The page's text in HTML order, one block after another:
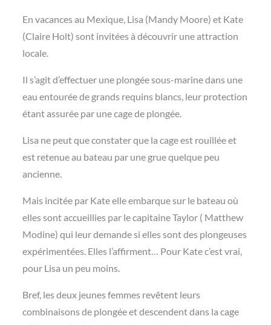
En vacances au Mexique, Lisa (Mandy Moore) et Kate
(Claire Holt) sont invitées à découvrir une attraction
locale.
Il s’agit d’effectuer une plongée sous-marine dans une
eau entourée de grands requins blancs, leur protection
étant assurée par une cage de plongée.
Lisa ne peut que constater que la cage est rouillée et
est retenue au bateau par une grue quelque peu
ancienne.
Mais incitée par Kate elle embarque sur le bateau où
elles sont accueillies par le capitaine Taylor ( Matthew
Modine) qui leur demande si elles sont des plongeuses
expérimentées. Elles l’affirment… Pour Kate c’est vrai,
pour Lisa un peu moins.
Bref, les deux jeunes femmes revêtent leurs
combinaisons de plongée et descendent dans la cage